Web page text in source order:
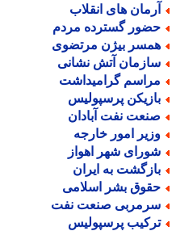
های انقلاب
گسترده مردم
بیژن مرتضوی
آتش نشانی
گرامیداشت
پرسپولیس
نفت آبادان
امور خارجه
شهر اهواز
به ایران
بشر اسلامی
صنعت نفت
پرسپولیس